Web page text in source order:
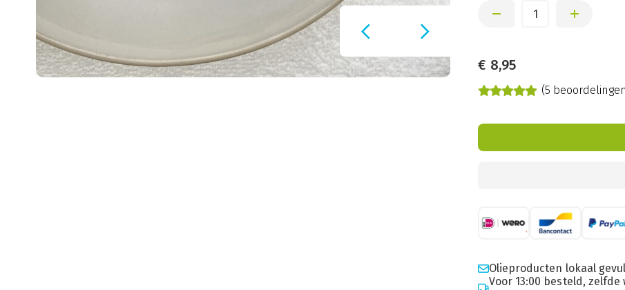
€ 8,95
(5
Olieproducten lokaal
Voor 13:00 besteld,